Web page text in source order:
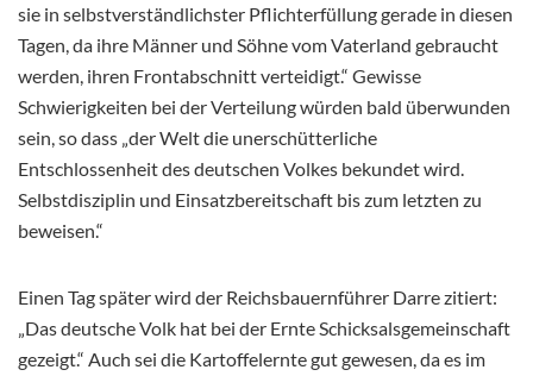
sie in selbstverständlichster Pflichterfüllung gerade in diesen
Tagen, da ihre Männer und Söhne vom Vaterland gebraucht
werden, ihren Frontabschnitt verteidigt.“ Gewisse
Schwierigkeiten bei der Verteilung würden bald überwunden
sein, so dass „der Welt die unerschütterliche
Entschlossenheit des deutschen Volkes bekundet wird.
Selbstdisziplin und Einsatzbereitschaft bis zum letzten zu
beweisen.“
Einen Tag später wird der Reichsbauernführer Darre zitiert:
„Das deutsche Volk hat bei der Ernte Schicksalsgemeinschaft
gezeigt.“ Auch sei die Kartoffelernte gut gewesen, da es im